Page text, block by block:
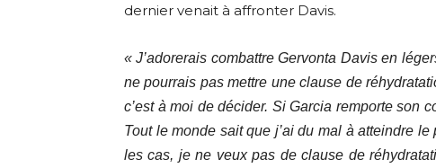
dernier venait à affronter Davis.
« J’adorerais combattre Gervonta Davis en
ne pourrais pas mettre une clause de
c’est à moi de décider. Si Garcia remporte son
Tout le monde sait que j’ai du mal à atteindre
les cas, je ne veux pas de clause de